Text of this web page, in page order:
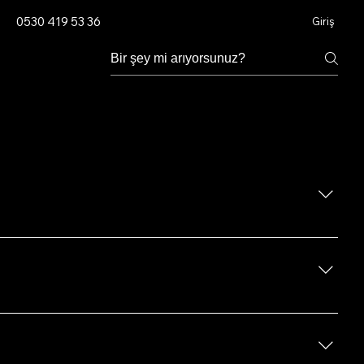
0530 419 53 36 Giriş
ödeme seçeneği verilecektir. Tüm süreci
resepsiyonistlerimize de başvurabilirsiniz.